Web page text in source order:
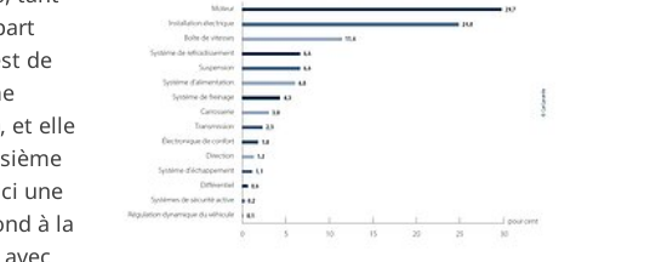
de
et elle
une
à la